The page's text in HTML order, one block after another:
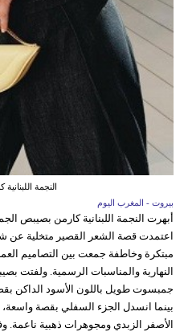
النجمة
بيروت - المغرب اليوم
أبهرت النجمة اللبنانية كارمن بصيبص
اعتمدت قصة الشعر القصير متخلية عن
مبتكرة وخاطفة جمعت بين التصاميم
النهارية والمناسبات الرسمية. ولفتت
جمبسوت طويل باللون الأسود الداكن
بينما انسدل الجزء السفلي بقصة
الأصفر الزبدي ومجوهرات ذهبية ناعمة.